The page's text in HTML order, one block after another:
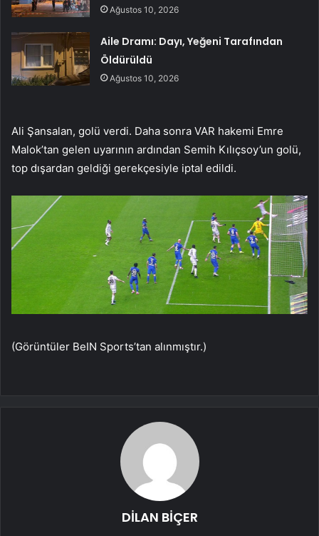
Ağustos 10, 2026
Aile Dramı: Dayı, Yeğeni Tarafından
Öldürüldü
Ağustos 10, 2026
Ali Şansalan, golü verdi. Daha sonra VAR hakemi Emre
Malok’tan gelen uyarının ardından Semih Kılıçsoy’un golü,
top dışardan geldiği gerekçesiyle iptal edildi.
(Görüntüler BeIN Sports’tan alınmıştır.)
DİLAN BİÇER